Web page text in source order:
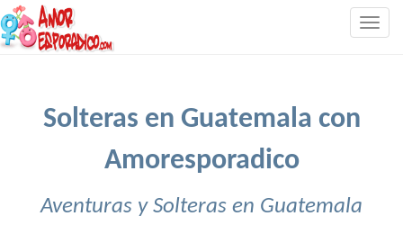
Solteras en Guatemala con
Amoresporadico
Aventuras y Solteras en Guatemala